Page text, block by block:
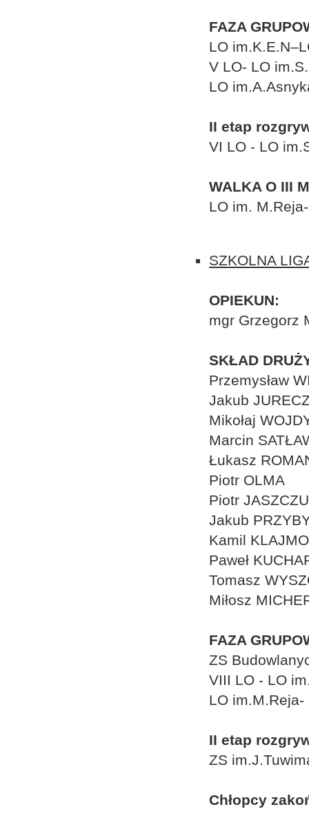
FAZA
LO
V LO- LO
LO
II etap
VI LO - LO
WALKA O III
LO im.
SZKOLNA
OPIEKUN:
mgr Grzegorz
SKŁAD
Przemysław
Jakub
Mikołaj
Marcin
Łukasz
Piotr OLMA
Piotr
Jakub
Kamil
Paweł
Tomasz
Miłosz
FAZA
ZS
VIII LO - LO
LO
II etap
ZS
Chłopcy